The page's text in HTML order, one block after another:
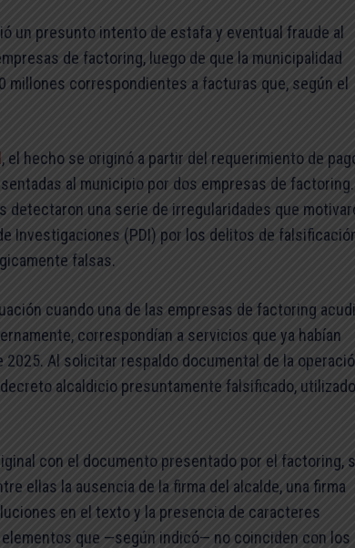
un presunto intento de estafa y eventual fraude al
de factoring, luego de que la municipalidad
correspondientes a facturas que, según el
, el hecho se originó a partir del requerimiento de
al municipio por dos empresas de factoring.
una serie de irregularidades que
Investigaciones (PDI) por los delitos de
falsas.
cuando una de las empresas de factoring
correspondían a servicios que ya habían
Al solicitar respaldo documental de la
alcaldicio presuntamente falsificado, utilizado
con el documento presentado por el factoring,
ellas la ausencia de la firma del alcalde, una firma
en el texto y la presencia de caracteres
que —según indicó— no coinciden con los